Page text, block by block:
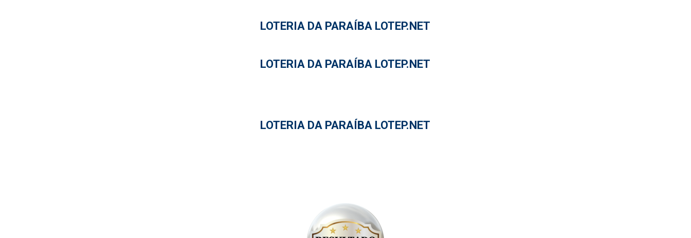
LOTERIA DA PARAÍBA LOTEP.NET
LOTERIA DA PARAÍBA LOTEP.NET
LOTERIA DA PARAÍBA LOTEP.NET